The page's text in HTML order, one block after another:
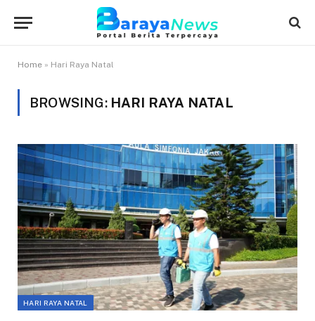
Home » Hari Raya Natal
BROWSING: HARI RAYA NATAL
HARI RAYA NATAL